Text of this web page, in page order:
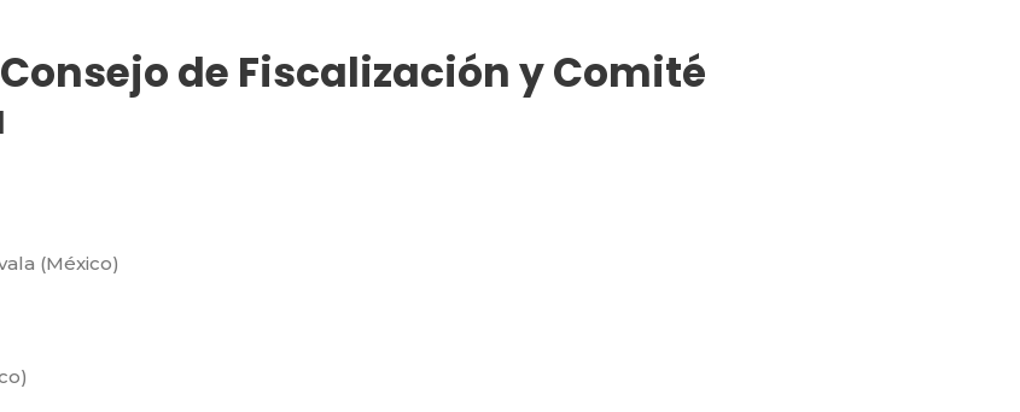
de Fiscalización y Comité
(México)